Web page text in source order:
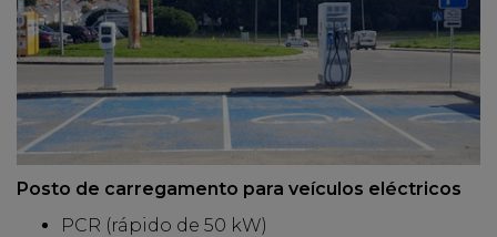
Posto de carregamento para veículos eléctricos
PCR (rápido de 50 kW)